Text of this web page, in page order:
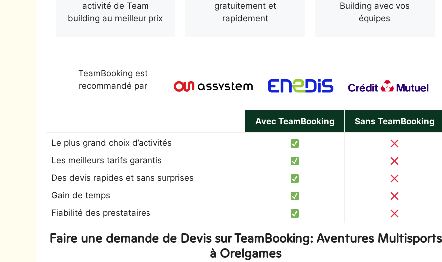
activité de Team
building au meilleur prix
gratuitement et
rapidement
Building avec vos
équipes
TeamBooking est
recommandé par
Avec TeamBooking Sans TeamBooking
Le plus grand choix d’activités
Les meilleurs tarifs garantis
Des devis rapides et sans surprises
Gain de temps
Fiabilité des prestataires
Faire une demande de Devis sur TeamBooking: Aventures Multisports
à Orelgames